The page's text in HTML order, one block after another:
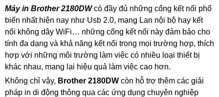
Máy in Brother 2180DWcó đầy đủ những cổng kết nối phổ
biến nhất hiện nay như Usb 2.0, mạng Lan nội bộ hay kết
nối không dây WiFi… những cổng kết nối này đảm bảo cho
tính đa dạng và khả năng kết nối trong mọi trường hợp, thích
hợp với những môi trường làm việc có nhiều loại thiết bị
khác nhau, mang lại hiệu quả làm việc cao hơn.
Không chỉ vậy, Brother 2180DW còn hỗ trợ thêm các giải
pháp in di động thông qua các ứng dụng chuyên nghiệp